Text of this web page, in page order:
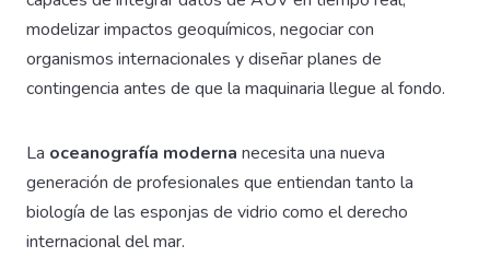
modelizar impactos geoquímicos, negociar con
organismos internacionales y diseñar planes de
contingencia antes de que la maquinaria llegue al fondo.
La oceanografía moderna necesita una nueva
generación de profesionales que entiendan tanto la
biología de las esponjas de vidrio como el derecho
internacional del mar.